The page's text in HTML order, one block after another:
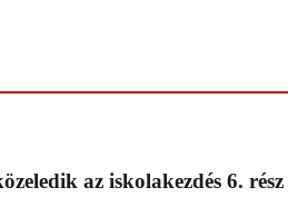
az iskolakezdés 6. rész